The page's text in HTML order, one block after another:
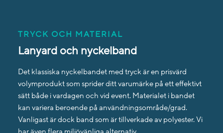
TRYCK OCH MATERIAL
Lanyard och nyckelband
Det klassiska nyckelbandet med tryck är en prisvärd
volymprodukt som sprider ditt varumärke på ett effektivt
sätt både i vardagen och vid event. Materialet i bandet
kan variera beroende på användningsområde/grad.
Vanligast är dock band som är tillverkade av polyester. Vi